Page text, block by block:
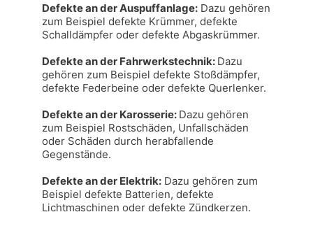
Defekte an der Auspuffanlage: Dazu gehören
zum Beispiel defekte Krümmer, defekte
Schalldämpfer oder defekte Abgaskrümmer.
Defekte an der Fahrwerkstechnik: Dazu
gehören zum Beispiel defekte Stoßdämpfer,
defekte Federbeine oder defekte Querlenker.
Defekte an der Karosserie: Dazu gehören
zum Beispiel Rostschäden, Unfallschäden
oder Schäden durch herabfallende
Gegenstände.
Defekte an der Elektrik: Dazu gehören zum
Beispiel defekte Batterien, defekte
Lichtmaschinen oder defekte Zündkerzen.